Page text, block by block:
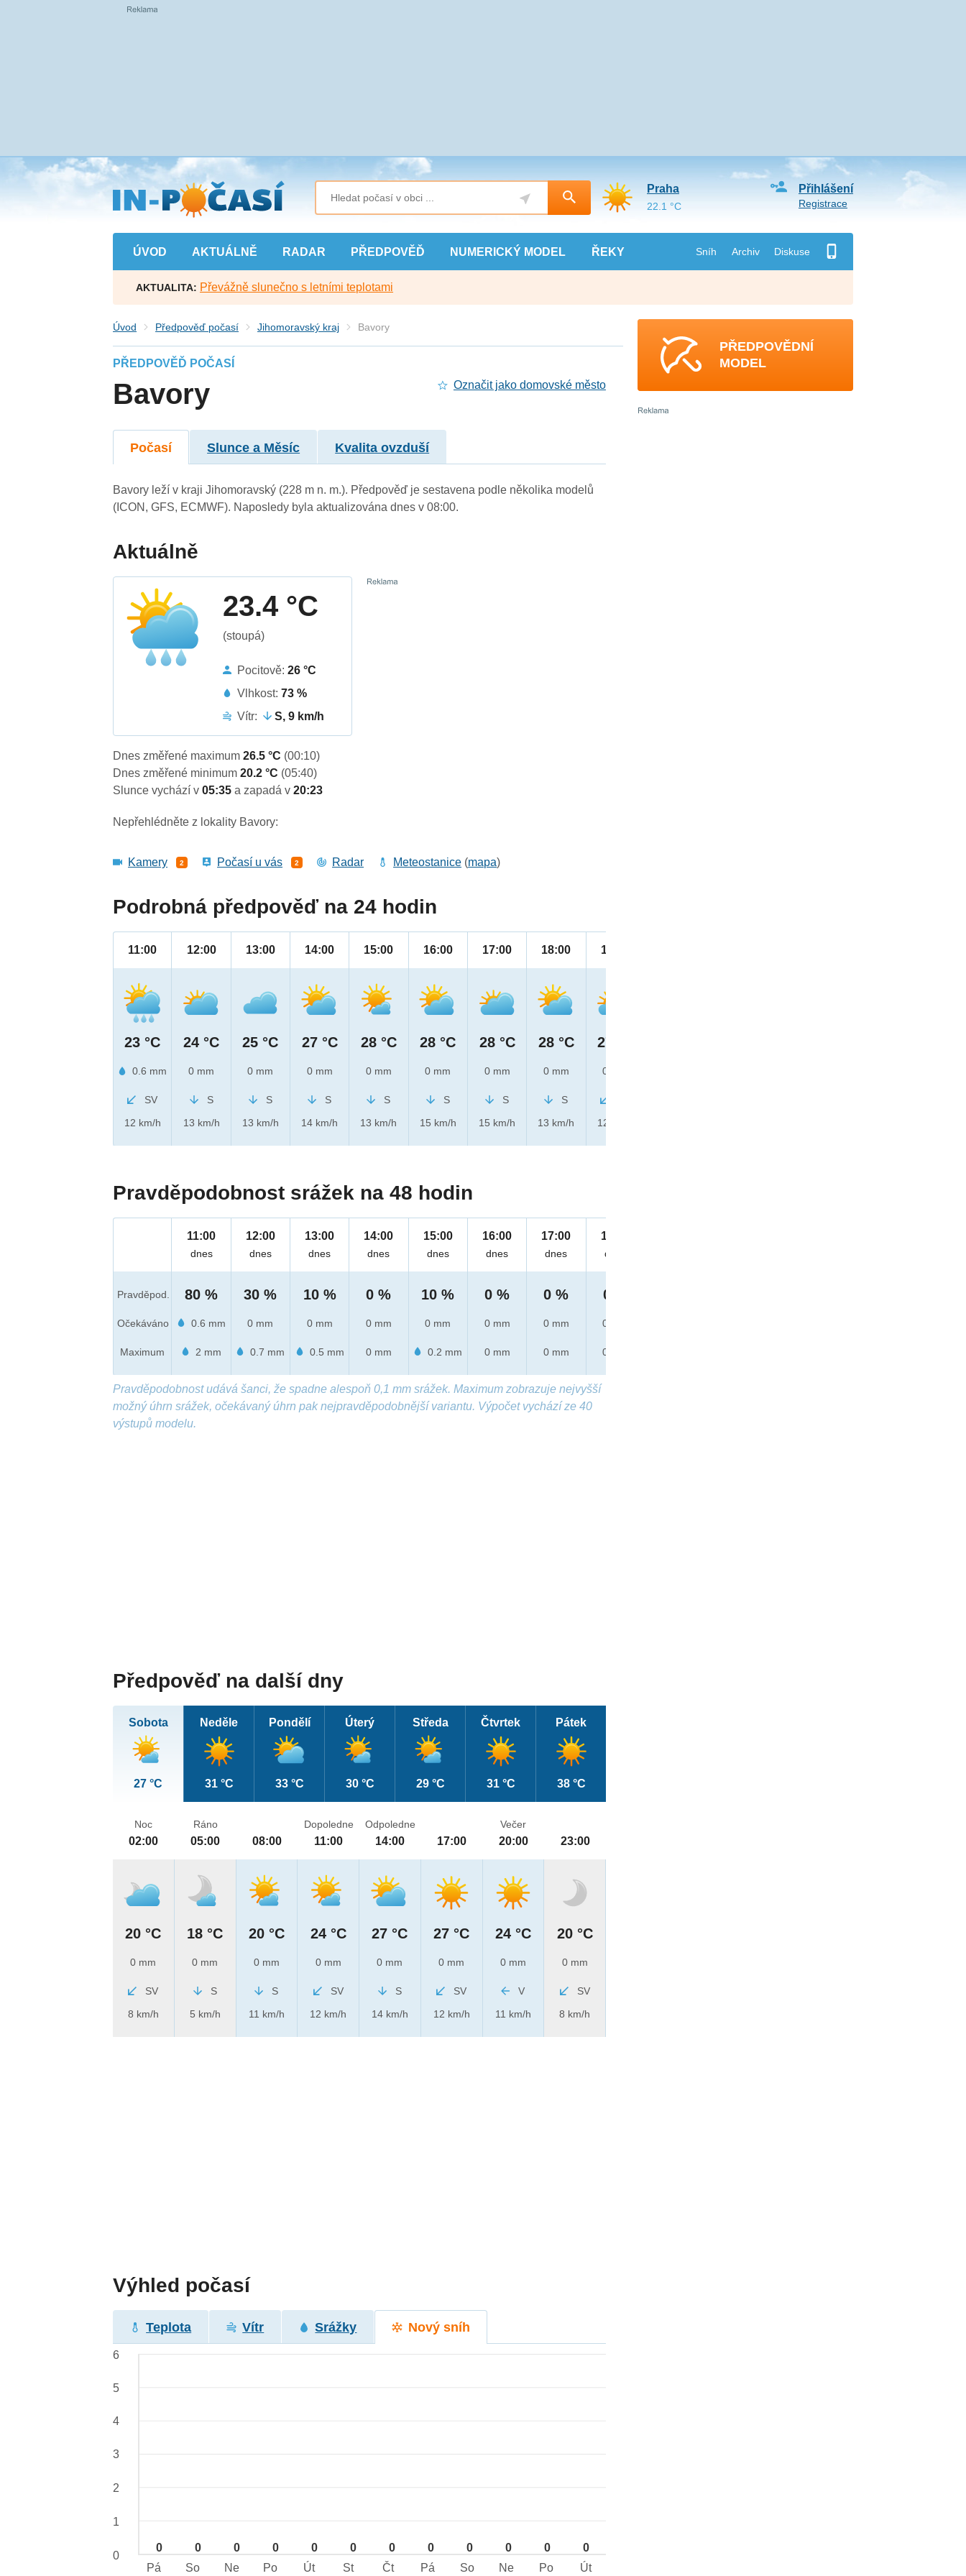
Přejít
na
hlavní
obsah
ÚVOD AKTUÁLNĚ RADAR PŘEDPOVĚĎ NUMERICKÝ MODEL ŘEKY Sníh Archiv Diskuse
Přihlášení
Registrace
Praha
22.1 °C
AKTUALITA: Převážně slunečno s letními teplotami
Úvod Předpověď počasí Jihomoravský kraj Bavory
PŘEDPOVĚĎ POČASÍ
Bavory Označit jako domovské město
Počasí Slunce a Měsíc Kvalita ovzduší
Bavory leží v kraji Jihomoravský (228 m n. m.). Předpověď je sestavena podle několika modelů
(ICON, GFS, ECMWF). Naposledy byla aktualizována dnes v 08:00.
Aktuálně
23.4 °C
(stoupá)
Pocitově:26 °C
Vlhkost:73 %
Vítr:
S, 9 km/h
Dnes změřené maximum26.5 °C (00:10)
Dnes změřené minimum20.2 °C (05:40)
Slunce vychází v05:35a zapadá v20:23
Nepřehlédněte z lokality Bavory:
Kamery 2 Počasí u vás 2 Radar Meteostanice (mapa)
Podrobná předpověď na 24 hodin
11:00
23 °C
0.6 mm
SV
12 km/h
12:00
24 °C
0 mm
S
13 km/h
13:00
25 °C
0 mm
S
13 km/h
14:00
27 °C
0 mm
S
14 km/h
15:00
28 °C
0 mm
S
13 km/h
16:00
28 °C
0 mm
S
15 km/h
17:00
28 °C
0 mm
S
15 km/h
18:00
28 °C
0 mm
S
13 km/h
19:00
27 °C
0 mm
12 km/h
Pravděpodobnost srážek na 48 hodin
Pravděpod.
Očekáváno
Maximum
11:00
dnes
80 %
0.6 mm
2 mm
12:00
dnes
30 %
0 mm
0.7 mm
13:00
dnes
10 %
0 mm
0.5 mm
14:00
dnes
0 %
0 mm
0 mm
15:00
dnes
10 %
0 mm
0.2 mm
16:00
dnes
0 %
0 mm
0 mm
17:00
dnes
0 %
0 mm
0 mm
18:00
dnes
0 %
0 mm
0 mm
Pravděpodobnost udává šanci, že spadne alespoň 0,1 mm srážek. Maximum zobrazuje nejvyšší
možný úhrn srážek, očekávaný úhrn pak nejpravděpodobnější variantu. Výpočet vychází ze 40
výstupů modelu.
Předpověď na další dny
Sobota
27 °C
Neděle
31 °C
Pondělí
33 °C
Úterý
30 °C
Středa
29 °C
Čtvrtek
31 °C
Pátek
38 °C
Noc
02:00
20 °C
0 mm
SV
8 km/h
Ráno
05:00
18 °C
0 mm
S
5 km/h
08:00
20 °C
0 mm
S
11 km/h
Dopoledne
11:00
24 °C
0 mm
SV
12 km/h
Odpoledne
14:00
27 °C
0 mm
S
14 km/h
17:00
27 °C
0 mm
SV
12 km/h
Večer
20:00
24 °C
0 mm
V
11 km/h
23:00
20 °C
0 mm
SV
8 km/h
Výhled počasí
Teplota Vítr Srážky Nový sníh
0 0 0 0 0 0 0 0 0 0 0 0
6
5
4
3
2
1
0
Pá
So Ne Po Út St Čt Pá So Ne Po Út
PŘEDPOVĚDNÍ
MODEL